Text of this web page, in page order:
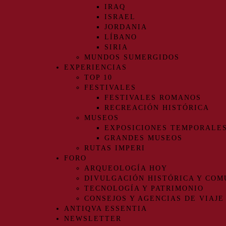
IRAQ
ISRAEL
JORDANIA
LÍBANO
SIRIA
MUNDOS SUMERGIDOS
EXPERIENCIAS
TOP 10
FESTIVALES
FESTIVALES ROMANOS
RECREACIÓN HISTÓRICA
MUSEOS
EXPOSICIONES TEMPORALES
GRANDES MUSEOS
RUTAS IMPERI
FORO
ARQUEOLOGÍA HOY
DIVULGACIÓN HISTÓRICA Y
TECNOLOGÍA Y PATRIMONIO
CONSEJOS Y AGENCIAS DE VIAJE
ANTIQVA ESSENTIA
NEWSLETTER